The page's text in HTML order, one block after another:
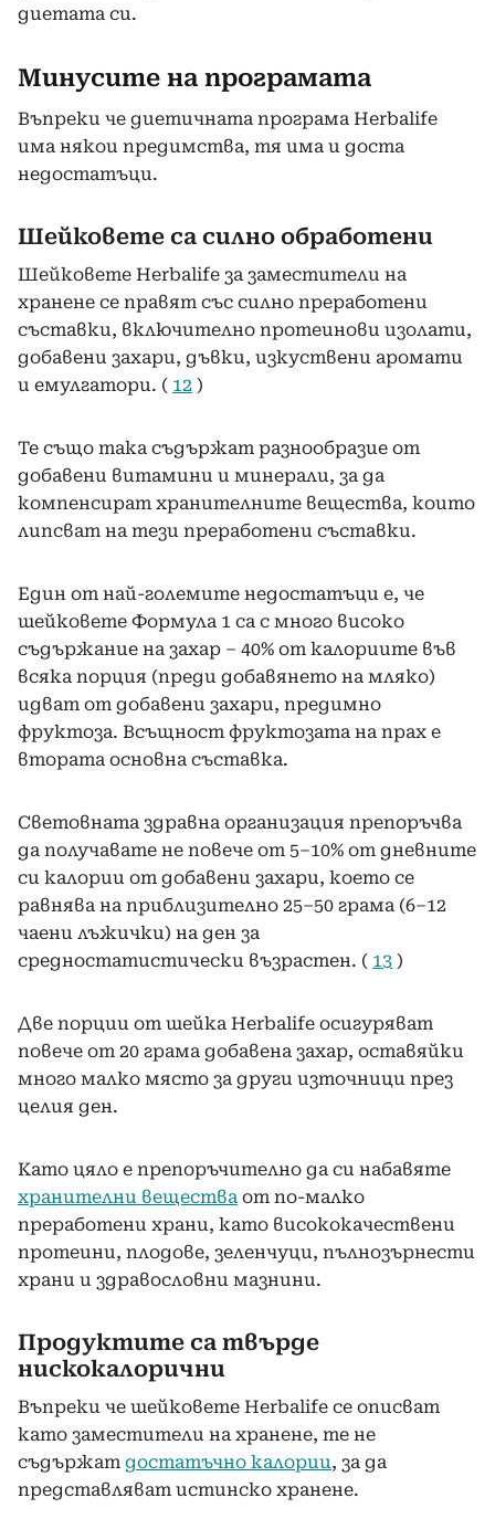
диетата си.
Минусите на програмата
Въпреки че диетичната програма Herbalife
има някои предимства, тя има и доста
недостатъци.
Шейковете са силно обработени
Шейковете Herbalife за заместители на
хранене се правят със силно преработени
съставки, включително протеинови изолати,
добавени захари, дъвки, изкуствени аромати
и емулгатори. ( 12 )
Те също така съдържат разнообразие от
добавени витамини и минерали, за да
компенсират хранителните вещества, които
липсват на тези преработени съставки.
Един от най-големите недостатъци е, че
шейковете Формула 1 са с много високо
съдържание на захар – 40% от калориите във
всяка порция (преди добавянето на мляко)
идват от добавени захари, предимно
фруктоза. Всъщност фруктозата на прах е
втората основна съставка.
Световната здравна организация препоръчва
да получавате не повече от 5–10% от дневните
си калории от добавени захари, което се
равнява на приблизително 25–50 грама (6–12
чаени лъжички) на ден за
средностатистически възрастен. ( 13 )
Две порции от шейка Herbalife осигуряват
повече от 20 грама добавена захар, оставяйки
много малко място за други източници през
целия ден.
Като цяло е препоръчително да си набавяте
хранителни вещества от по-малко
преработени храни, като висококачествени
протеини, плодове, зеленчуци, пълнозърнести
храни и здравословни мазнини.
Продуктите са твърде
нискокалорични
Въпреки че шейковете Herbalife се описват
като заместители на хранене, те не
съдържат достатъчно калории, за да
представляват истинско хранене.